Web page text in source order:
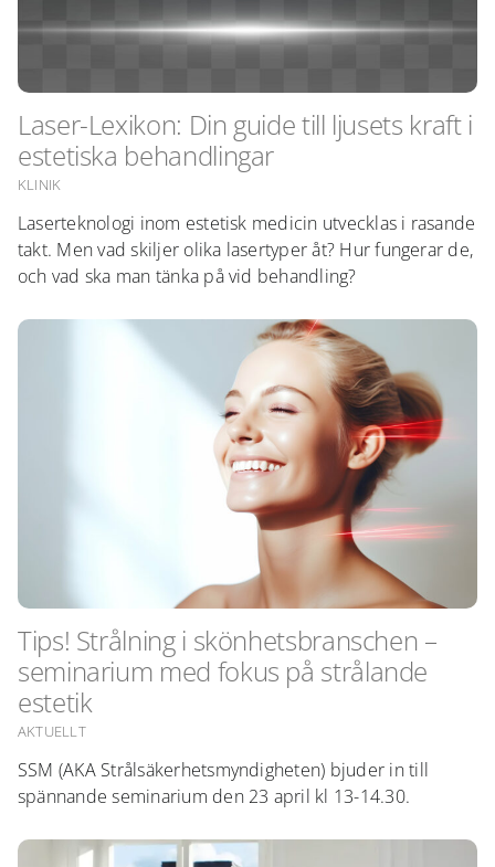
PODD
KARRIÄR
Laser-Lexikon: Din guide till ljusets kraft i
estetiska behandlingar
KLINIK
Laserteknologi inom estetisk medicin utvecklas i rasande
takt. Men vad skiljer olika lasertyper åt? Hur fungerar de,
och vad ska man tänka på vid behandling?
Tips! Strålning i skönhetsbranschen –
seminarium med fokus på strålande
estetik
AKTUELLT
SSM (AKA Strålsäkerhetsmyndigheten) bjuder in till
spännande seminarium den 23 april kl 13-14.30.